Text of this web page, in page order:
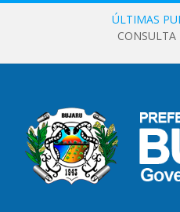
ÚLTIMAS
CONSULTA